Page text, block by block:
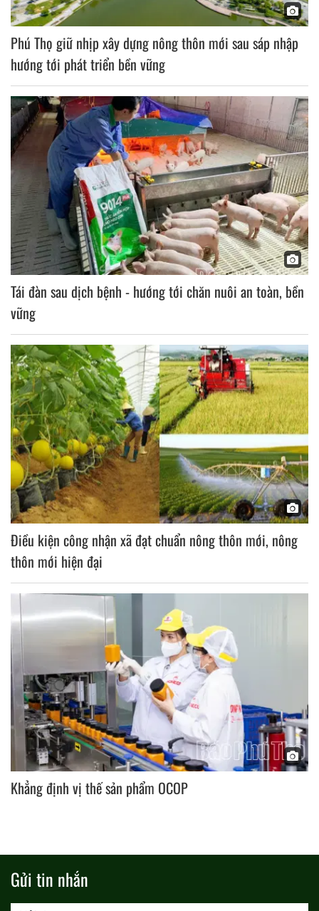
Phú Thọ giữ nhịp xây dựng nông thôn mới sau sáp nhập
hướng tới phát triển bền vững
Tái đàn sau dịch bệnh - hướng tới chăn nuôi an toàn, bền
vững
Điều kiện công nhận xã đạt chuẩn nông thôn mới, nông
thôn mới hiện đại
Khẳng định vị thế sản phẩm OCOP
Gửi tin nhắn